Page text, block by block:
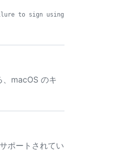
to sign using
macOS のキ
ポートされてい